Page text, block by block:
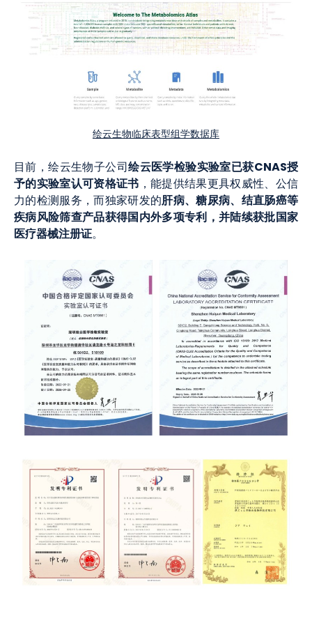
绘云生物临床表型组学数据库
目前，绘云生物子公司绘云医学检验实验室已获CNAS授
予的实验室认可资格证书 ，能提供结果更具权威性、公信
力的检测服务，而独家研发的肝病、糖尿病、结直肠癌等
疾病风险筛查产品获得国内外多项专利，并陆续获批国家
医疗器械注册证。